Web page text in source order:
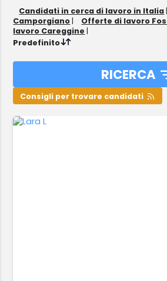
Candidati in cerca di lavoro in Italia |
Camporgiano | Offerte di lavoro
lavoro Careggine |
Predefinito
RICERCA
Consigli per trovare candidati